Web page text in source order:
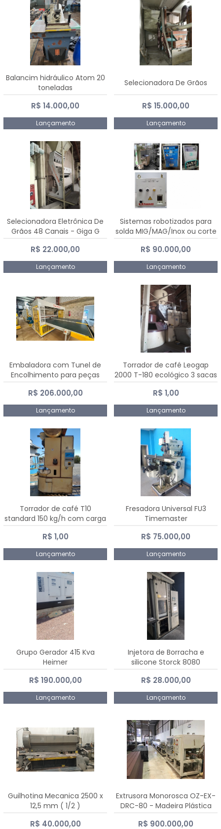
Balancim hidráulico Atom 20
toneladas
R$ 14.000,00
Lançamento
Selecionadora De Grãos
R$ 15.000,00
Lançamento
Selecionadora Eletrônica De
Grãos 48 Canais - Giga G
10000
R$ 22.000,00
Lançamento
Sistemas robotizados para
solda MIG/MAG/Inox ou corte
plasma
R$ 90.000,00
Lançamento
Embaladora com Tunel de
Encolhimento para peças
grandes portas janelas -
Dalmak
R$ 206.000,00
Lançamento
Torrador de café Leogap
2000 T-180 ecológico 3 sacas
de carga 540 kg/h
R$ 1,00
Lançamento
Torrador de café T10
standard 150 kg/h com carga
de 10 kg
R$ 1,00
Lançamento
Fresadora Universal FU3
Timemaster
R$ 75.000,00
Lançamento
Grupo Gerador 415 Kva
Heimer
R$ 190.000,00
Lançamento
Injetora de Borracha e
silicone Storck 8080
R$ 28.000,00
Lançamento
Guilhotina Mecanica 2500 x
12,5 mm ( 1/2 )
R$ 40.000,00
Extrusora Monorosca OZ-EX-
DRC-80 - Madeira Plástica
R$ 900.000,00